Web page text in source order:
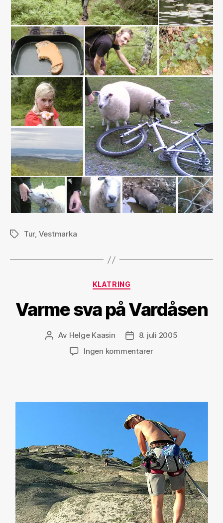
Stikkord
Tur, Vestmarka
Kategorier
KLATRING
Varme sva på Vardåsen
Innleggsforfatter
Av Helge Kaasin Publiseringsdato
8. juli 2005
Ingen kommentarertil